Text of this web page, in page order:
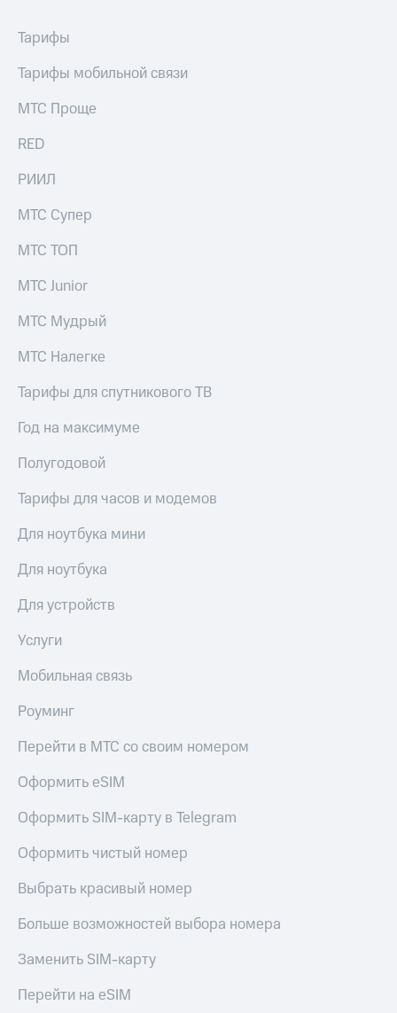
Контроль
аудит
приобретения
Порядок
выкупа
акций
Рынок
Еврооблигации-2023
о
именных
Другое
Регистратор
Реквизиты
Контакты
развитие
деловая этика
На главную
Тарифы
Тарифы мобильной связи
МТС Проще
RED
РИИЛ
МТС Супер
МТС ТОП
МТС Junior
МТС Мудрый
МТС Налегке
Тарифы для спутникового ТВ
Год на максимуме
Полугодовой
Тарифы для часов и модемов
Для ноутбука мини
Для ноутбука
Для устройств
Услуги
Мобильная связь
Роуминг
Перейти в МТС со своим номером
Оформить eSIM
Оформить SIM-карту в Telegram
Оформить чистый номер
Выбрать красивый номер
Больше возможностей выбора номера
Заменить SIM-карту
Перейти на eSIM